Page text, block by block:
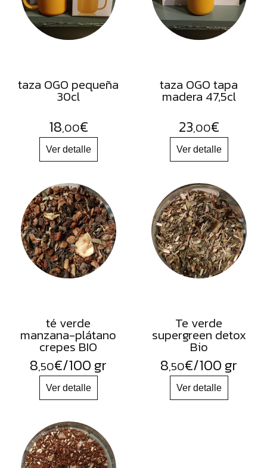
FRUTOS
SECOS
SAL
HARINAS
ACEITES
FLORES
PRODUCTOS
ACCESORIOS
ALIMENTOS
DESHIDRATADOS
taza OGO pequeña
30cl
18,00€
taza OGO tapa
madera 47,5cl
23,00€
té verde
manzana-plátano
crepes BIO
8,50€/100 gr
Te verde
supergreen detox
Bio
8,50€/100 gr